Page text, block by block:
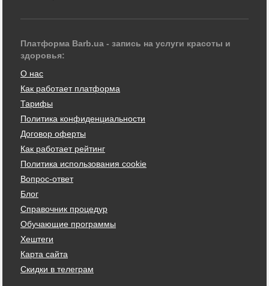
Платформа Barb.ua - запись на услуги красоты и
здоровья:
О нас
Как работает платформа
Тарифы
Политика конфиденциальности
Договор оферты
Как работает рейтинг
Политика использования cookie
Вопрос-ответ
Блог
Справочник процедур
Обучающие программы
Хештеги
Карта сайта
Скидки в телеграм